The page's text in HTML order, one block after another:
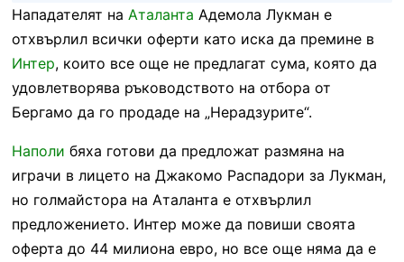
Нападателят на Аталанта Адемола Лукман е
отхвърлил всички оферти като иска да премине в
Интер, които все още не предлагат сума, която да
удовлетворява ръководството на отбора от
Бергамо да го продаде на „Нерадзурите“.
Наполи бяха готови да предложат размяна на
играчи в лицето на Джакомо Распадори за Лукман,
но голмайстора на Аталанта е отхвърлил
предложението. Интер може да повиши своята
оферта до 44 милиона евро, но все още няма да е